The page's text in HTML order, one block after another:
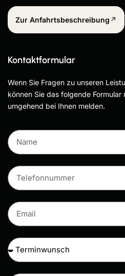
Zur Anfahrtsbeschreibung
Kontaktformular
Wenn Sie Fragen zu unseren
können Sie das folgende
umgehend bei Ihnen melden.